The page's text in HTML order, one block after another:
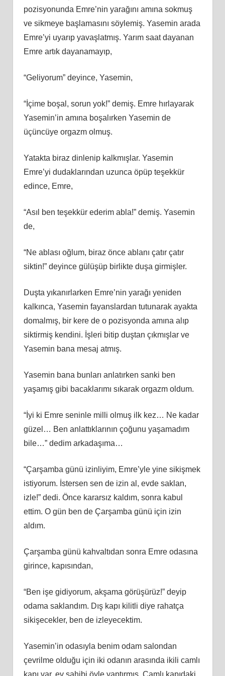
pozisyonunda Emre’nin yarağını amına sokmuş
ve sikmeye başlamasını söylemiş. Yasemin arada
Emre’yi uyarıp yavaşlatmış. Yarım saat dayanan
Emre artık dayanamayıp,
“Geliyorum” deyince, Yasemin,
“İçime boşal, sorun yok!” demiş. Emre hırlayarak
Yasemin’in amına boşalırken Yasemin de
üçüncüye orgazm olmuş.
Yatakta biraz dinlenip kalkmışlar. Yasemin
Emre’yi dudaklarından uzunca öpüp teşekkür
edince, Emre,
“Asıl ben teşekkür ederim abla!” demiş. Yasemin
de,
“Ne ablası oğlum, biraz önce ablanı çatır çatır
siktin!” deyince gülüşüp birlikte duşa girmişler.
Duşta yıkanırlarken Emre’nin yarağı yeniden
kalkınca, Yasemin fayanslardan tutunarak ayakta
domalmış, bir kere de o pozisyonda amına alıp
siktirmiş kendini. İşleri bitip duştan çıkmışlar ve
Yasemin bana mesaj atmış.
Yasemin bana bunları anlatırken sanki ben
yaşamış gibi bacaklarımı sıkarak orgazm oldum.
“İyi ki Emre seninle milli olmuş ilk kez… Ne kadar
güzel… Ben anlattıklarının çoğunu yaşamadım
bile…” dedim arkadaşıma…
“Çarşamba günü izinliyim, Emre’yle yine sikişmek
istiyorum. İstersen sen de izin al, evde saklan,
izle!” dedi. Önce kararsız kaldım, sonra kabul
ettim. O gün ben de Çarşamba günü için izin
aldım.
Çarşamba günü kahvaltıdan sonra Emre odasına
girince, kapısından,
“Ben işe gidiyorum, akşama görüşürüz!” deyip
odama saklandım. Dış kapı kilitli diye rahatça
sikişecekler, ben de izleyecektim.
Yasemin’in odasıyla benim odam salondan
çevrilme olduğu için iki odanın arasında ikili camlı
kapı var, ev sahibi öyle yaptırmış. Camlı kapıdaki